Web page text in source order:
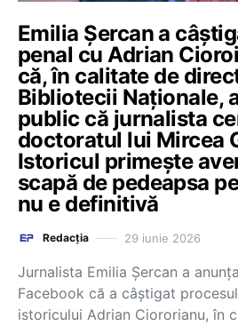
Emilia Șercan a
penal cu Adrian
că, în calitate de
Bibliotecii Naționale,
public că jurnalista
doctoratul lui Mircea
Istoricul primește
scapă de pedeapsa
nu e definitivă
Redacția 29 iunie 2026
Jurnalista Emilia Șercan a
Facebook că a câștigat
istoricului Adrian Ciororianu, în